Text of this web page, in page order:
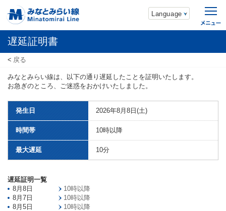
Language
遅延証明書
戻る
みなとみらい線は、以下の通り遅延したことを証明いたします。
お急ぎのところ、ご迷惑をおかけいたしました。
発生日 2026年8月8日(土)
時間帯 10時以降
最大遅延 10分
遅延証明一覧
8月8日
10時以降
8月7日
10時以降
8月5日
10時以降